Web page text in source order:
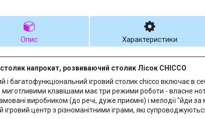
Опис Характеристики
столик напрокат, розвиваючий столик Лісок CHICCO
і багатофункціональний ігровий столик chicco включає в
миготливими клавішами має три режими роботи - власне
виробником (до речі, дуже приємні) і мелодії "йди
ігровий центр з різноманітними іграми, які